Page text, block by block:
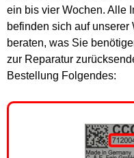
ein bis vier Wochen. Alle
befinden sich auf
beraten, was Sie
zur Reparatur
Bestellung Folgendes: